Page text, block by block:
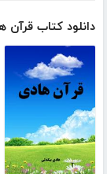
دانلود کتاب قرآن